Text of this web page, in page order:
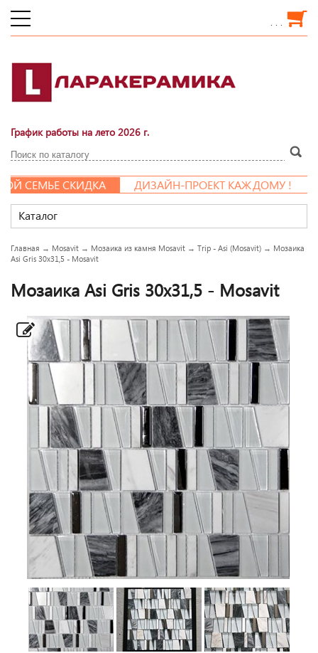
. . .
График работы на лето 2026 г.
СЕМЬЕ СКИДКА
ДИЗАЙН-ПРОЕКТ КАЖДОМУ !
Каталог
Главная → Mosavit → Мозаика из камня Mosavit → Trip - Asi (Mosavit) → Мозаика
Asi Gris 30x31,5 - Mosavit
Мозаика Asi Gris 30x31,5 - Mosavit